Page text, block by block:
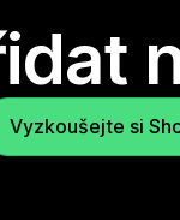
Vyzkoušejte si